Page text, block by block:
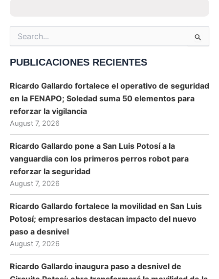
Search
for:
PUBLICACIONES RECIENTES
Ricardo Gallardo fortalece el operativo de seguridad
en la FENAPO; Soledad suma 50 elementos para
reforzar la vigilancia
August 7, 2026
Ricardo Gallardo pone a San Luis Potosí a la
vanguardia con los primeros perros robot para
reforzar la seguridad
August 7, 2026
Ricardo Gallardo fortalece la movilidad en San Luis
Potosí; empresarios destacan impacto del nuevo
paso a desnivel
August 7, 2026
Ricardo Gallardo inaugura paso a desnivel de